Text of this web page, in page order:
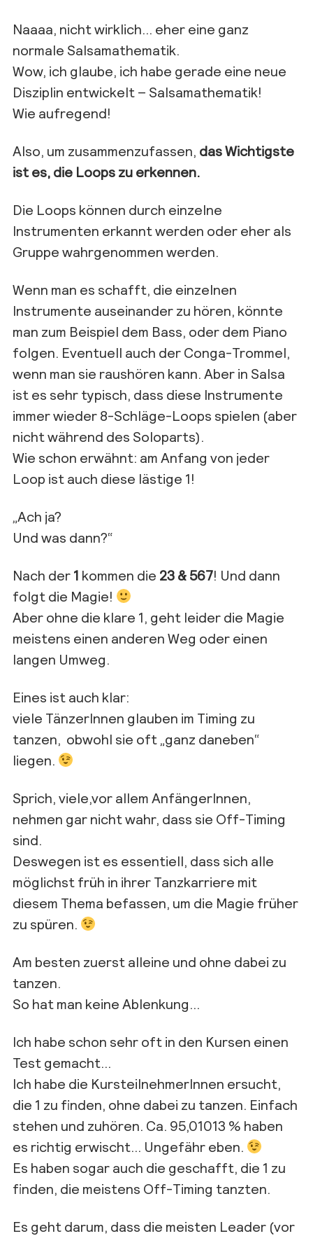
Naaaa, nicht wirklich… eher eine ganz
normale Salsamathematik.
Wow, ich glaube, ich habe gerade eine neue
Disziplin entwickelt – Salsamathematik!
Wie aufregend!
Also, um zusammenzufassen, das Wichtigste
ist es, die Loops zu erkennen.
Die Loops können durch einzelne
Instrumenten erkannt werden oder eher als
Gruppe wahrgenommen werden.
Wenn man es schafft, die einzelnen
Instrumente auseinander zu hören, könnte
man zum Beispiel dem Bass, oder dem Piano
folgen. Eventuell auch der Conga-Trommel,
wenn man sie raushören kann. Aber in Salsa
ist es sehr typisch, dass diese Instrumente
immer wieder 8-Schläge-Loops spielen (aber
nicht während des Soloparts).
Wie schon erwähnt: am Anfang von jeder
Loop ist auch diese lästige 1!
„Ach ja?
Und was dann?“
Nach der 1 kommen die 23 & 567! Und dann
folgt die Magie!
Aber ohne die klare 1, geht leider die Magie
meistens einen anderen Weg oder einen
langen Umweg.
Eines ist auch klar:
viele TänzerInnen glauben im Timing zu
tanzen, obwohl sie oft „ganz daneben“
liegen.
Sprich, viele,vor allem AnfängerInnen,
nehmen gar nicht wahr, dass sie Off-Timing
sind.
Deswegen ist es essentiell, dass sich alle
möglichst früh in ihrer Tanzkarriere mit
diesem Thema befassen, um die Magie früher
zu spüren.
Am besten zuerst alleine und ohne dabei zu
tanzen.
So hat man keine Ablenkung…
Ich habe schon sehr oft in den Kursen einen
Test gemacht…
Ich habe die KursteilnehmerInnen ersucht,
die 1 zu finden, ohne dabei zu tanzen. Einfach
stehen und zuhören. Ca. 95,01013 % haben
es richtig erwischt… Ungefähr eben.
Es haben sogar auch die geschafft, die 1 zu
finden, die meistens Off-Timing tanzten.
Es geht darum, dass die meisten Leader (vor